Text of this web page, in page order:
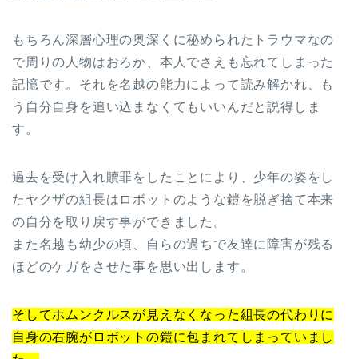
もちろん深層心理の奥深くに秘められたトラウマなの
で周りの人物はおろか、本人でさえも忘れてしまった
記憶です。それを名越の能力によって読み解かれ、も
う自分自身を追い込まなくてもいいんだと説得しま
す。
過去を受け入れ贖罪をしたことにより、少年の姿をし
たヤクザの組長はロボットのような鎧を脱ぎ捨て本来
の自分を取り戻す事ができました。
また名越も幼少の頃、自らの過ちで友達に障害が残る
ほどのケガをさせた事を思い出します。
そしてホムンクルスが見えなくなった組長の代わりに
自身の右腕がロボットの鎧に包まれてしまっていまし